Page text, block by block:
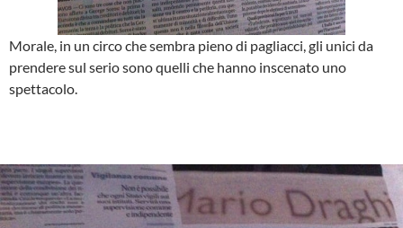
Morale, in un circo che sembra pieno di pagliacci, gli unici da
prendere sul serio sono quelli che hanno inscenato uno
spettacolo.